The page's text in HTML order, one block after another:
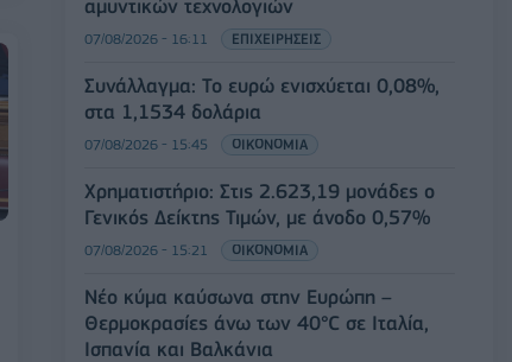
αμυντικών τεχνολογιών
07/08/2026 - 16:11 ΕΠΙΧΕΙΡΗΣΕΙΣ
Συνάλλαγμα: Το ευρώ ενισχύεται 0,08%,
στα 1,1534 δολάρια
07/08/2026 - 15:45 ΟΙΚΟΝΟΜΙΑ
Χρηματιστήριο: Στις 2.623,19 μονάδες ο
Γενικός Δείκτης Τιμών, με άνοδο 0,57%
07/08/2026 - 15:21 ΟΙΚΟΝΟΜΙΑ
Νέο κύμα καύσωνα στην Ευρώπη –
Θερμοκρασίες άνω των 40°C σε Ιταλία,
Ισπανία και Βαλκάνια